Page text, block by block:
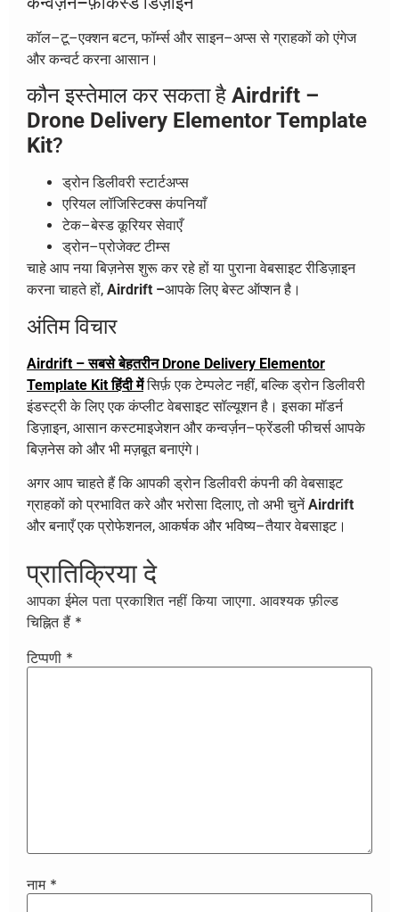
कॉल–टू–एक्शन बटन, फॉर्म्स और साइन–अप्स से ग्राहकों को एंगेज
और कन्वर्ट करना आसान।
कौन इस्तेमाल कर सकता है Airdrift –
Drone Delivery Elementor Template
Kit?
ड्रोन डिलीवरी स्टार्टअप्स
एरियल लॉजिस्टिक्स कंपनियाँ
टेक–बेस्ड कूरियर सेवाएँ
ड्रोन–प्रोजेक्ट टीम्स
चाहे आप नया बिज़नेस शुरू कर रहे हों या पुराना वेबसाइट रीडिज़ाइन
करना चाहते हों, Airdrift –आपके लिए बेस्ट ऑप्शन है।
अंतिम विचार
Airdrift – सबसे बेहतरीन Drone Delivery Elementor
Template Kit हिंदी मेंसिर्फ़ एक टेम्पलेट नहीं, बल्कि ड्रोन डिलीवरी
इंडस्ट्री के लिए एक कंप्लीट वेबसाइट सॉल्यूशन है। इसका मॉडर्न
डिज़ाइन, आसान कस्टमाइजेशन और कन्वर्ज़न–फ्रेंडली फीचर्स आपके
बिज़नेस को और भी मज़बूत बनाएंगे।
अगर आप चाहते हैं कि आपकी ड्रोन डिलीवरी कंपनी की वेबसाइट
ग्राहकों को प्रभावित करे और भरोसा दिलाए, तो अभी चुनेंAirdrift
और बनाएँ एक प्रोफेशनल, आकर्षक और भविष्य–तैयार वेबसाइट।
प्रातिक्रिया दे
आपका ईमेल पता प्रकाशित नहीं किया जाएगा. आवश्यक फ़ील्ड
चिह्नित हैं *
टिप्पणी *
नाम *